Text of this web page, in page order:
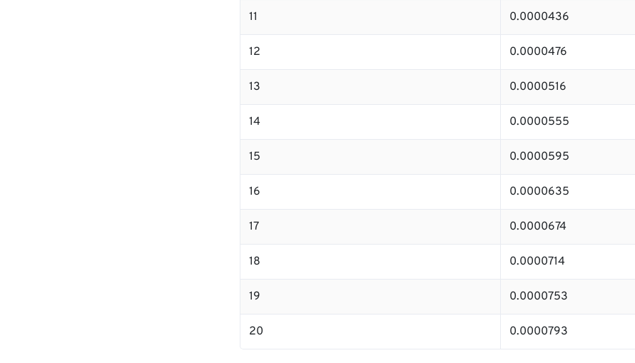
11 0.0000436
12 0.0000476
13 0.0000516
14 0.0000555
15 0.0000595
16 0.0000635
17 0.0000674
18 0.0000714
19 0.0000753
20 0.0000793